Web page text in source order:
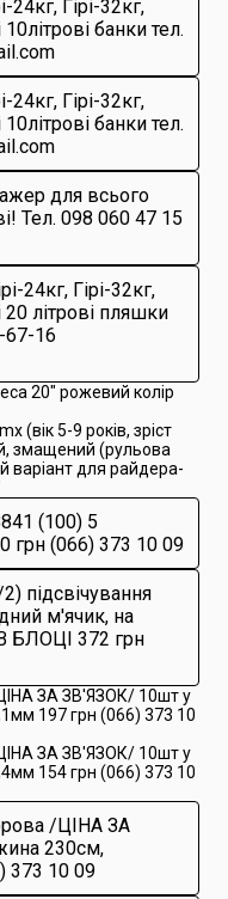
24кг, Гірі-32кг,
банки тел.
24кг, Гірі-32кг,
банки тел.
для всього
Тел. 098 060 47 15
24кг, Гірі-32кг,
20 літрові пляшки
67-16
20" рожевий колір
(вік 5-9 років, зріст
змащений (рульова
варіант для райдера-
(100) 5
грн (066) 373 10 09
підсвічування
м'ячик, на
БЛОЦІ 372 грн
ЗА ЗВ'ЯЗОК/ 10шт у
197 грн (066) 373 10
ЗА ЗВ'ЯЗОК/ 10шт у
154 грн (066) 373 10
/ЦІНА ЗА
230см,
373 10 09